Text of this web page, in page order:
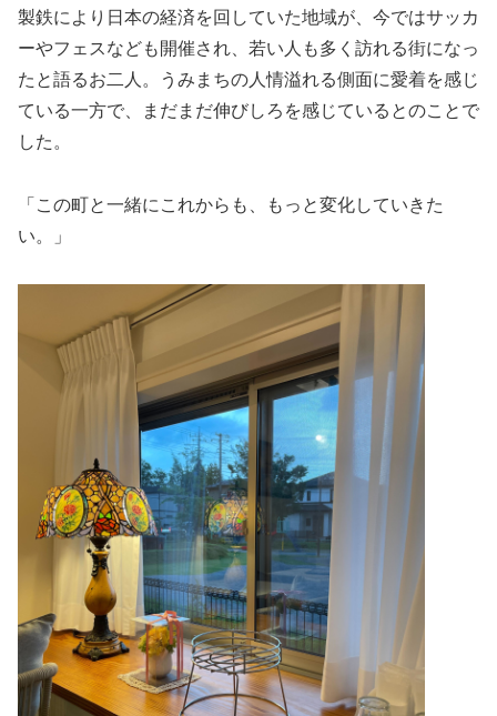
製鉄により日本の経済を回していた地域が、今ではサッカ
ーやフェスなども開催され、若い人も多く訪れる街になっ
たと語るお二人。うみまちの人情溢れる側面に愛着を感じ
ている一方で、まだまだ伸びしろを感じているとのことで
した。
「この町と一緒にこれからも、もっと変化していきた
い。」